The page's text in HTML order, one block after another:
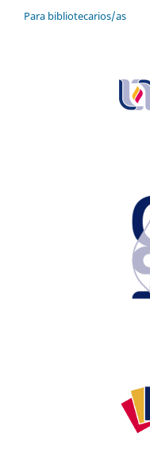
Para bibliotecarios/as